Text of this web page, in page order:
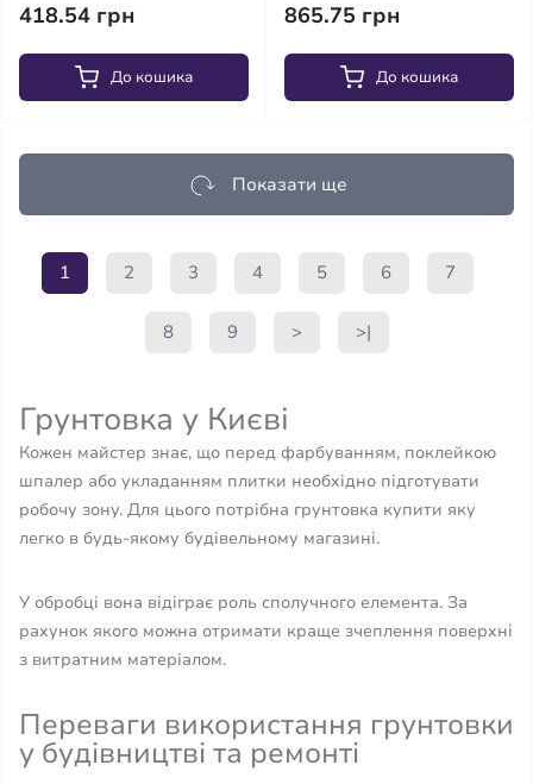
418.54 грн
До кошика
865.75 грн
До кошика
Показати ще
1 2 3 4 5 6 7
8 9 > >|
Грунтовка у Києві
Кожен майстер знає, що перед фарбуванням, поклейкою
шпалер або укладанням плитки необхідно підготувати
робочу зону. Для цього потрібна грунтовка купити яку
легко в будь-якому будівельному магазині.
У обробці вона відіграє роль сполучного елемента. За
рахунок якого можна отримати краще зчеплення поверхні
з витратним матеріалом.
Переваги використання грунтовки
у будівництві та ремонті